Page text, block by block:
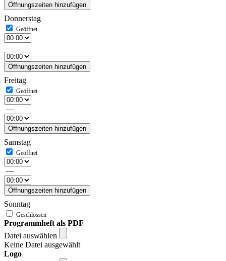
Öffnungszeiten hinzufügen
Donnerstag
—
Öffnungszeiten hinzufügen
Freitag
—
Öffnungszeiten hinzufügen
Samstag
—
Öffnungszeiten hinzufügen
Sonntag
Programmheft als PDF
Datei auswählen
Keine Datei ausgewählt
Logo